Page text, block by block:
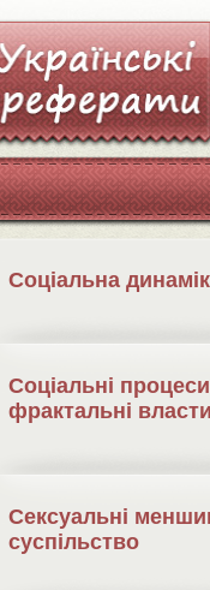
Соціальна
Соціальні процеси
фрактальні
Сексуальні
суспільство